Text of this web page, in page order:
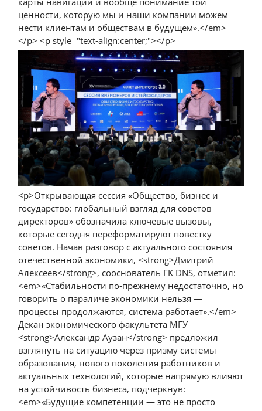
ценности, которую мы и наши компании можем
нести клиентам и обществам в будущем».</em>
</p> <p style="text-align:center;"></p>
<p>Открывающая сессия «Общество, бизнес и
государство: глобальный взгляд для советов
директоров» обозначила ключевые вызовы,
которые сегодня переформатируют повестку
советов. Начав разговор с актуального состояния
отечественной экономики, <strong>Дмитрий
Алексеев</strong>, сооснователь ГК DNS, отметил:
<em>«Стабильности по-прежнему недостаточно, но
говорить о параличе экономики нельзя —
процессы продолжаются, система работает».</em>
Декан экономического факультета МГУ
<strong>Александр Аузан</strong> предложил
взглянуть на ситуацию через призму системы
образования, нового поколения работников и
актуальных технологий, которые напрямую влияют
на устойчивость бизнеса, подчеркнув:
<em>«Будущие компетенции — это не просто